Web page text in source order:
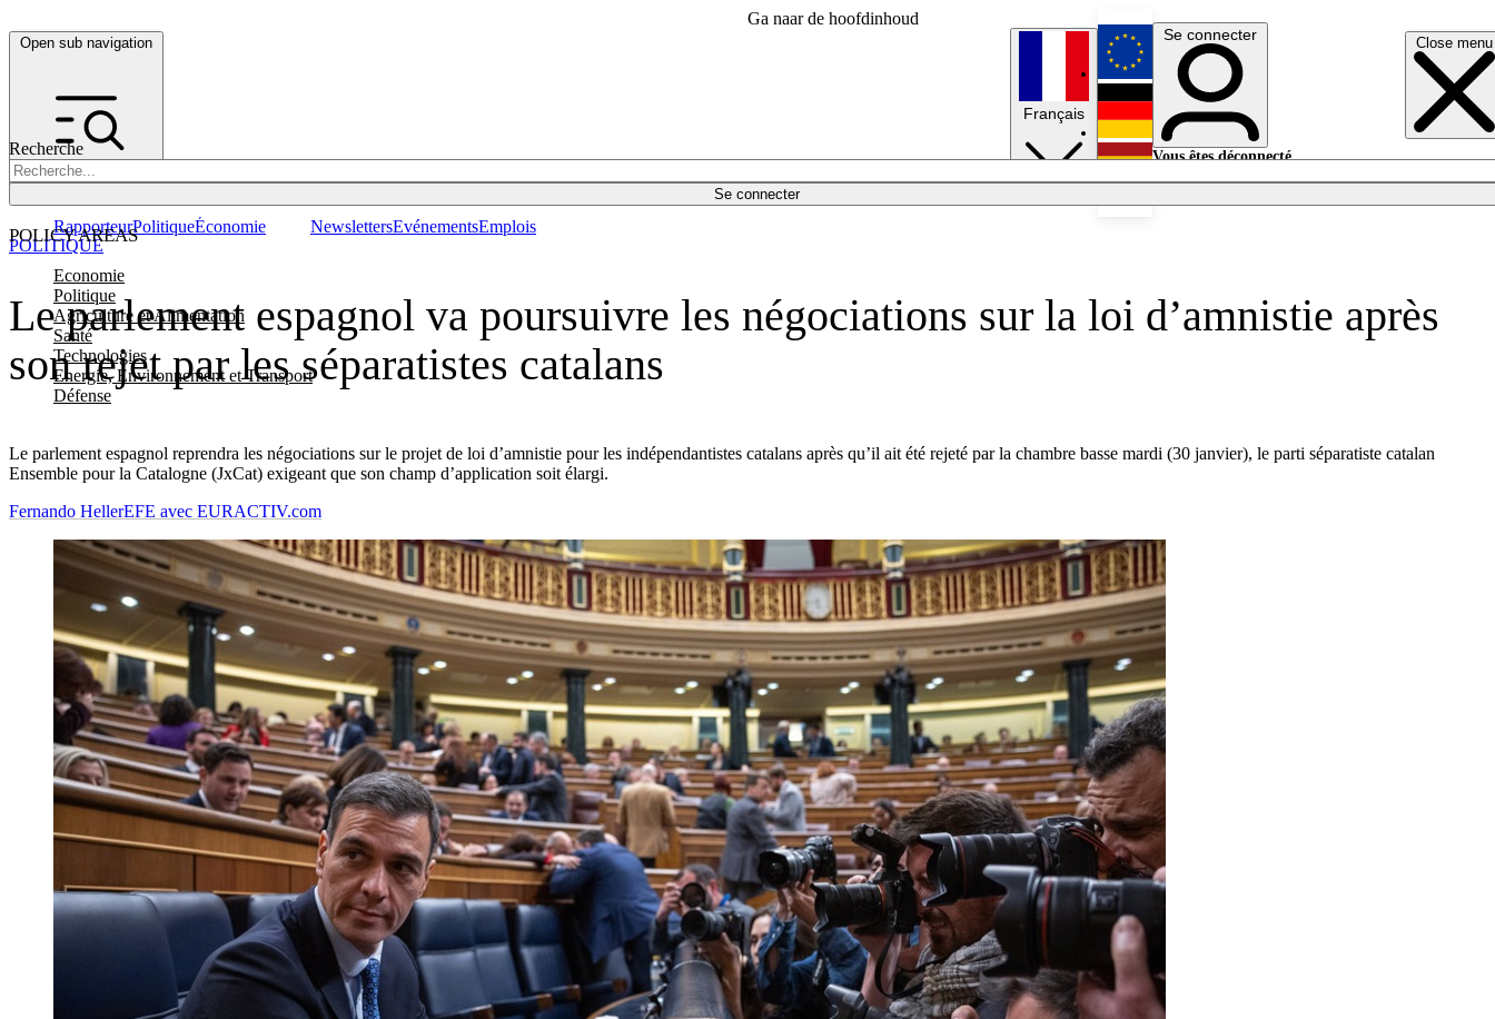
Ga naar de hoofdinhoud
Open sub navigation Close menu
Recherche
Se connecter
POLICY AREAS
Economie
Politique
Agriculture et Alimentation
Santé
Technologies
Energie, Environnement et Transport
Défense
RapporteurPolitiqueÉconomie NewslettersEvénementsEmplois
Français
English
Deutsch
Se connecter
Vous êtes déconnecté.
Le parlement espagnol va poursuivre les négociations sur la loi d’amnistie après
son rejet par les séparatistes catalans
Le parlement espagnol reprendra les négociations sur le projet de loi d’amnistie pour les indépendantistes catalans après qu’il ait été rejeté par la chambre basse mardi (30 janvier), le parti séparatiste catalan
Ensemble pour la Catalogne (JxCat) exigeant que son champ d’application soit élargi.
POLITIQUE
Fernando HellerEFE avec EURACTIV.com